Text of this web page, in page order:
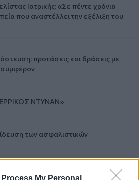
My Personal
Ιατρικής: «Σε πέντε χρόνια
που αναστέλλει την εξέλιξη του
προτάσεις και δράσεις με
συμφέρον
ΝΤΥΝΑΝ»
των ασφαλιστικών
vouchers.gov.gr για το Πρόγραμμα